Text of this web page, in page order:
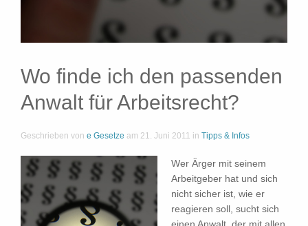
Wo finde ich den passenden
Anwalt für Arbeitsrecht?
Geschrieben von e Gesetze am 21. Juni 2011 in Tipps & Infos
Wer Ärger mit seinem
Arbeitgeber hat und sich
nicht sicher ist, wie er
reagieren soll, sucht sich